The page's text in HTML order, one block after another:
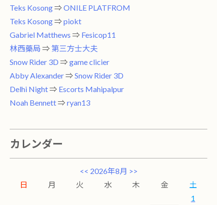
Teks Kosong⇒ ONILE PLATFROM
Teks Kosong⇒ piokt
Gabriel Matthews ⇒ Fesicop11
林西藥局 ⇒ 第三方士大夫
Snow Rider 3D ⇒ game clicier
Abby Alexander⇒ Snow Rider 3D
Delhi Night⇒ Escorts Mahipalpur
Noah Bennett⇒ ryan13
カレンダー
<< 2026年8月 >>
日
月 火 水 木 金
土
1